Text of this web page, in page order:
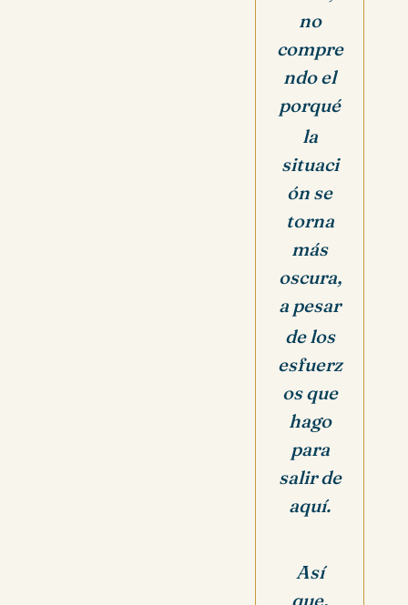
no
compre
ndo el
porqué
la
situaci
ón se
torna
más
oscura,
a pesar
de los
esfuerz
os que
hago
para
salir de
aquí.
Así
que,